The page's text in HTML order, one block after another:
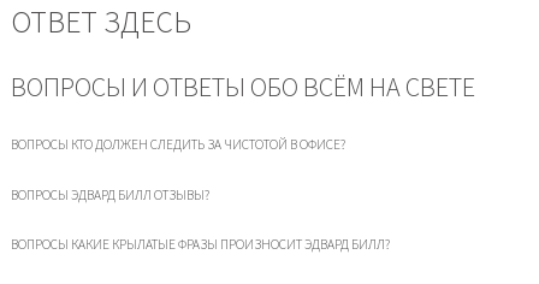
ОТВЕТ ЗДЕСЬ
ВОПРОСЫ И ОТВЕТЫ ОБО ВСЁМ НА СВЕТЕ
ВОПРОСЫ КТО ДОЛЖЕН СЛЕДИТЬ ЗА ЧИСТОТОЙ В ОФИСЕ?
ВОПРОСЫ ЭДВАРД БИЛЛ ОТЗЫВЫ?
ВОПРОСЫ КАКИЕ КРЫЛАТЫЕ ФРАЗЫ ПРОИЗНОСИТ ЭДВАРД БИЛЛ?